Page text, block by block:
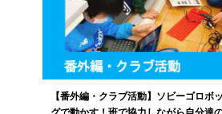
【番外編・クラブ活動】ソビーゴロボ